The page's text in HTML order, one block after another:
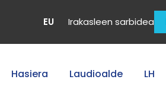
EU Irakasleen sarbidea
Hasiera Laudioalde LH